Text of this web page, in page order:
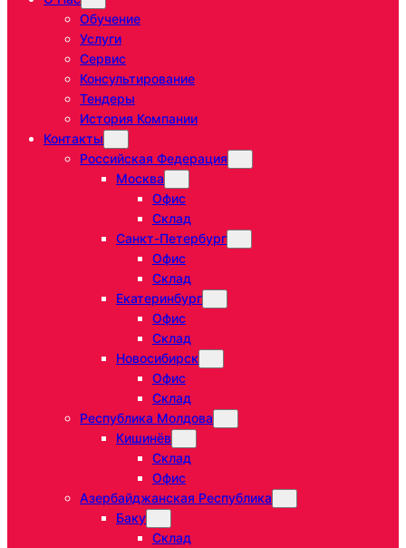
Обучение
Услуги
Сервис
Консультирование
Тендеры
История Компании
Контакты
Российская Федерация
Москва
Офис
Склад
Санкт-Петербург
Офис
Склад
Екатеринбург
Офис
Склад
Новосибирск
Офис
Склад
Республика Молдова
Кишинёв
Склад
Офис
Азербайджанская Республика
Баку
Склад